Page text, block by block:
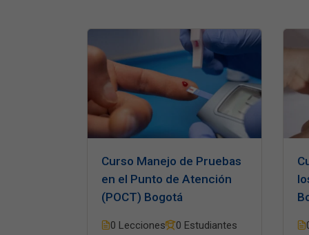
Curso Manejo de Pruebas
en el Punto de Atención
(POCT) Bogotá
0 Lecciones 0 Estudiantes